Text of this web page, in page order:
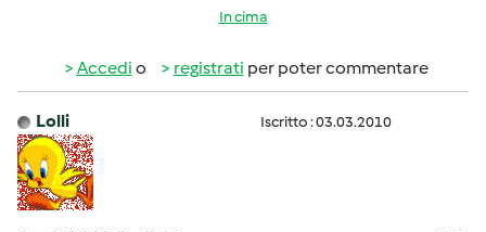
In cima
Accedi o registrati per poter commentare
Lolli Iscritto : 03.03.2010